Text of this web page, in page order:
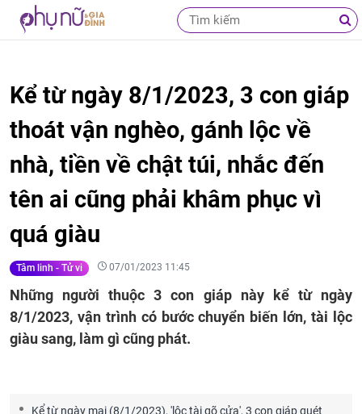
Kể từ ngày 8/1/2023, 3 con giáp
thoát vận nghèo, gánh lộc về
nhà, tiền về chật túi, nhắc đến
tên ai cũng phải khâm phục vì
quá giàu
Tâm linh - Tử vi 07/01/2023 11:45
Những người thuộc 3 con giáp này kể từ ngày
8/1/2023, vận trình có bước chuyển biến lớn, tài lộc
giàu sang, làm gì cũng phát.
Kể từ ngày mai (8/1/2023), 'lộc tài gõ cửa', 3 con giáp quét